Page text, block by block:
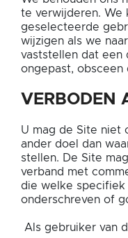
te verwijderen. We
geselecteerde
wijzigen als we
vaststellen dat een
ongepast, obsceen
VERBODEN
U mag de Site niet
ander doel dan
stellen. De Site
verband met
die welke
onderschreven of
Als gebruiker van